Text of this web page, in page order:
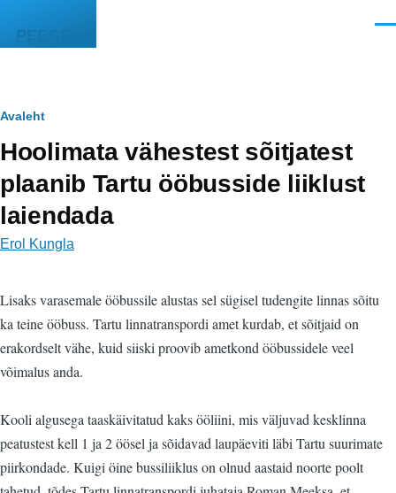
PEEGEL
Leivapuru
Avaleht
Hoolimata vähestest sõitjatest
plaanib Tartu ööbusside liiklust
laiendada
Erol Kungla
Lisaks varasemale ööbussile alustas sel sügisel tudengite linnas sõitu
ka teine ööbuss. Tartu linnatranspordi amet kurdab, et sõitjaid on
erakordselt vähe, kuid siiski proovib ametkond ööbussidele veel
võimalus anda.
Kooli algusega taaskäivitatud kaks ööliini, mis väljuvad kesklinna
peatustest kell 1 ja 2 öösel ja sõidavad laupäeviti läbi Tartu suurimate
piirkondade. Kuigi öine bussiliiklus on olnud aastaid noorte poolt